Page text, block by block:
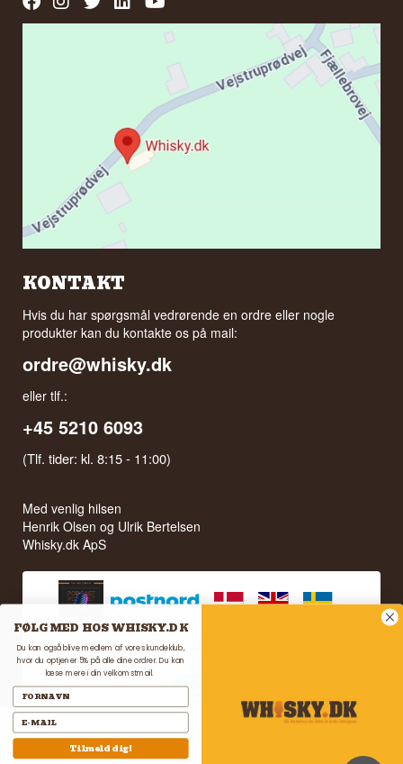
KONTAKT
Hvis du har spørgsmål vedrørende en ordre eller nogle
produkter kan du kontakte os på mail:
ordre@whisky.dk
eller tlf.:
+45 5210 6093
(Tlf. tider: kl. 8:15 - 11:00)
Med venlig hilsen
Henrik Olsen og Ulrik Bertelsen
Whisky.dk ApS
FØLG MED HOS WHISKY.DK
Du kan også blive medlem af vores kundeklub,
hvor du optjener 5% på alle dine ordrer. Du kan
læse mere i din velkomstmail.
Tilmeld dig!